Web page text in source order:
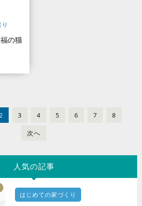
の猫
3 4 5 6 7 8
次へ
人気の記事
はじめての家づくり